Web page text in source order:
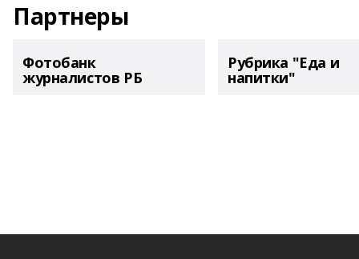
Партнеры
Фотобанк
журналистов РБ
Рубрика "Еда и
напитки"